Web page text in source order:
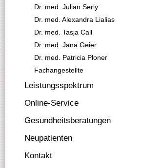
Dr. med. Julian Serly
Dr. med. Alexandra Lialias
Dr. med. Tasja Call
Dr. med. Jana Geier
Dr. med. Patricia Ploner
Fachangestellte
Leistungsspektrum
Online-Service
Gesundheitsberatungen
Neupatienten
Kontakt